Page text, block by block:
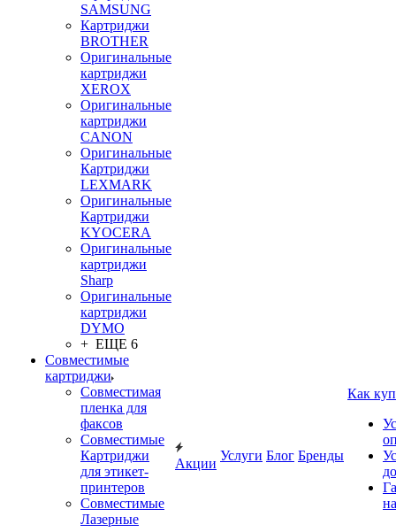
SAMSUNG
Картриджи
BROTHER
Оригинальные
картриджи
XEROX
Оригинальные
картриджи
CANON
Оригинальные
Картриджи
LEXMARK
Оригинальные
Картриджи
KYOCERA
Оригинальные
картриджи
Sharp
Оригинальные
картриджи
DYMO
+ ЕЩЕ 6
Совместимые
картриджи
Совместимая
пленка для
факсов
Совместимые
Картриджи
для этикет-
принтеров
Совместимые
Лазерные
Акции
Услуги Блог Бренды
Как